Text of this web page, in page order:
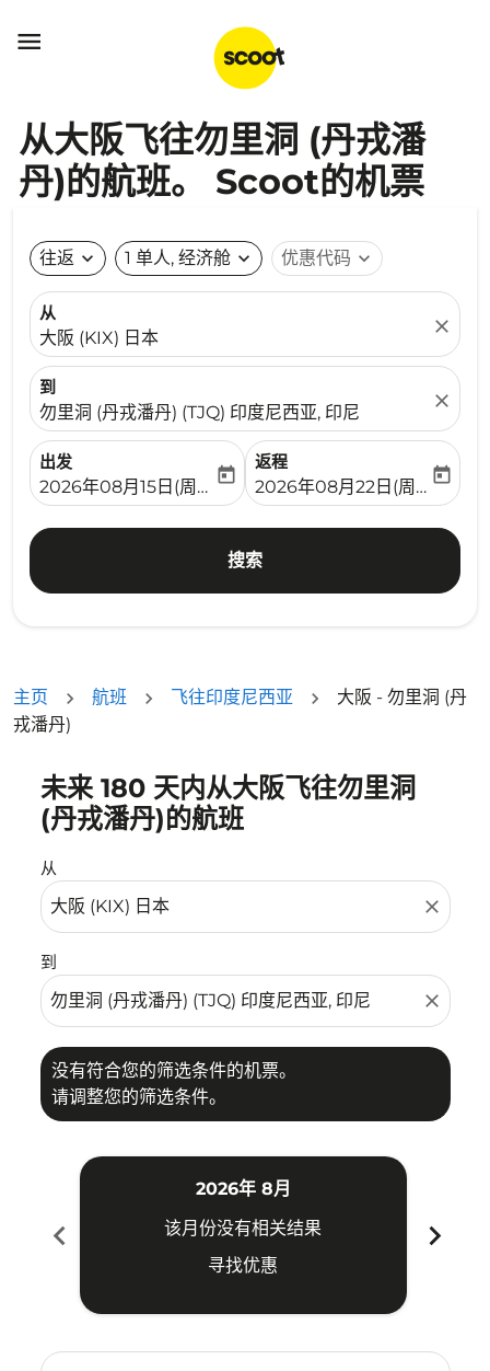

从大阪飞往勿里洞 (丹戎潘
丹)的航班。 Scoot的机票
往返 expand_more 1 单人, 经济舱 expand_more 优惠代码 expand_more
从
大阪 (KIX) 日本
close
到
勿里洞 (丹戎潘丹) (TJQ) 印度尼西亚, 印尼
close
出发
fc-booking-departure-date-aria-label
2026年08月15日(周六)
today
返程
fc-booking-return-date-
2026年08月22日(周六)
today
搜索
主页 航班 飞往印度尼西亚
大阪 - 勿里洞 (丹
戎潘丹)
未来 180 天内从大阪飞往勿里洞
(丹戎潘丹)的航班
从
close
到
close
没有符合您的筛选条件的机票。
请调整您的筛选条件。
没有符合您的筛选条件的机票。请调整您的筛选条件。
chevron_left
2026年 8月
该月份没有相关结果
寻找优惠
chevron_right